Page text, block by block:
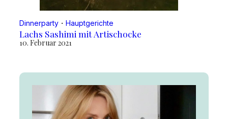
Dinnerparty ・ Hauptgerichte
Lachs Sashimi mit Artischocke
10. Februar 2021